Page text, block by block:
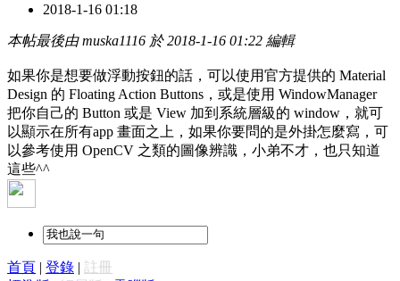
2018-1-16 01:18
本帖最後由 muska1116 於 2018-1-16 01:22 編輯
如果你是想要做浮動按鈕的話，可以使用官方提供的 Material
Design 的 Floating Action Buttons，或是使用 WindowManager
把你自己的 Button 或是 View 加到系統層級的 window，就可
以顯示在所有app 畫面之上，如果你要問的是外掛怎麼寫，可
以參考使用 OpenCV 之類的圖像辨識，小弟不才，也只知道
這些^^
首頁 | 登錄 | 註冊